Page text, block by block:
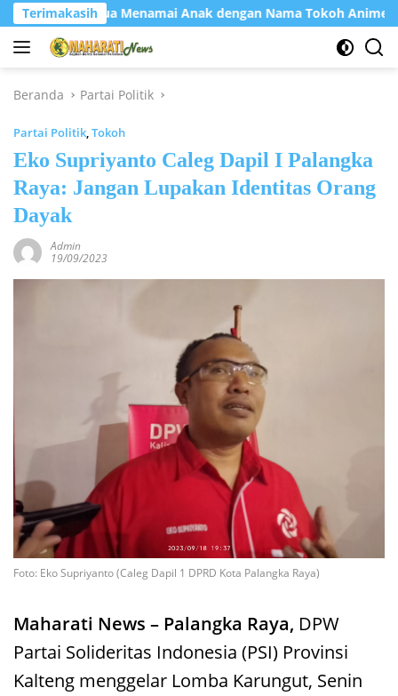
Langsung
ke
konten
Terimakasih
Orang Tua Menamai Anak dengan Nama Tokoh Anime?
Beranda Partai Politik
Partai Politik,Tokoh
Eko Supriyanto Caleg Dapil I Palangka
Raya: Jangan Lupakan Identitas Orang
Dayak
Admin
19/09/2023
Foto: Eko Supriyanto (Caleg Dapil 1 DPRD Kota Palangka Raya)
Maharati News – Palangka Raya, DPW
Partai Solideritas Indonesia (PSI) Provinsi
Kalteng menggelar Lomba Karungut, Senin